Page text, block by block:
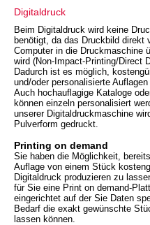
Digitaldruck
Beim Digitaldruck wird keine
benötigt, da das Druckbild direkt
Computer in die Druckmaschine
wird (Non-Impact-Printing/Direct
Dadurch ist es möglich,
und/oder personalisierte Auflagen
Auch hochauflagige Kataloge
können einzeln personalisiert
unserer Digitaldruckmaschine
Pulverform gedruckt.
Printing on demand
Sie haben die Möglichkeit,
Auflage von einem Stück
Digitaldruck produzieren zu
für Sie eine Print on demand-
eingerichtet auf der Sie Daten
Bedarf die exakt gewünschte
lassen können.